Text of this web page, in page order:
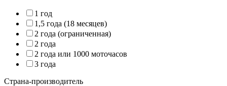
1 год
1,5 года (18 месяцев)
2 года (ограниченная)
2 года
2 года или 1000 моточасов
3 года
Страна-производитель